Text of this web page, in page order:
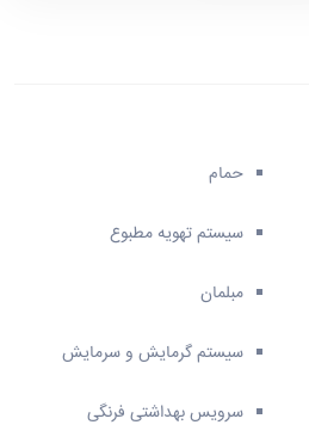
حمام
سیستم تهویه مطبوع
مبلمان
سیستم گرمایش و سرمایش
سرویس بهداشتی فرنگی